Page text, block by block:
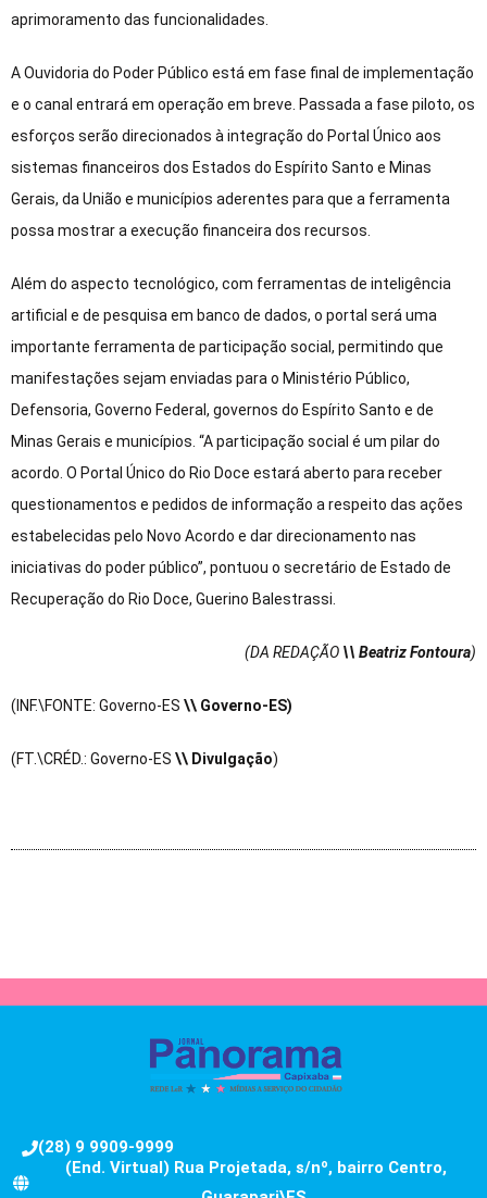
aprimoramento das funcionalidades.
A Ouvidoria do Poder Público está em fase final de implementação
e o canal entrará em operação em breve. Passada a fase piloto, os
esforços serão direcionados à integração do Portal Único aos
sistemas financeiros dos Estados do Espírito Santo e Minas
Gerais, da União e municípios aderentes para que a ferramenta
possa mostrar a execução financeira dos recursos.
Além do aspecto tecnológico, com ferramentas de inteligência
artificial e de pesquisa em banco de dados, o portal será uma
importante ferramenta de participação social, permitindo que
manifestações sejam enviadas para o Ministério Público,
Defensoria, Governo Federal, governos do Espírito Santo e de
Minas Gerais e municípios. “A participação social é um pilar do
acordo. O Portal Único do Rio Doce estará aberto para receber
questionamentos e pedidos de informação a respeito das ações
estabelecidas pelo Novo Acordo e dar direcionamento nas
iniciativas do poder público”, pontuou o secretário de Estado de
Recuperação do Rio Doce, Guerino Balestrassi.
(DA REDAÇÃO \\ Beatriz Fontoura)
(INF.\FONTE: Governo-ES \\ Governo-ES)
(FT.\CRÉD.: Governo-ES \\ Divulgação)
(28) 9 9909-9999
(End. Virtual) Rua Projetada, s/nº, bairro Centro,